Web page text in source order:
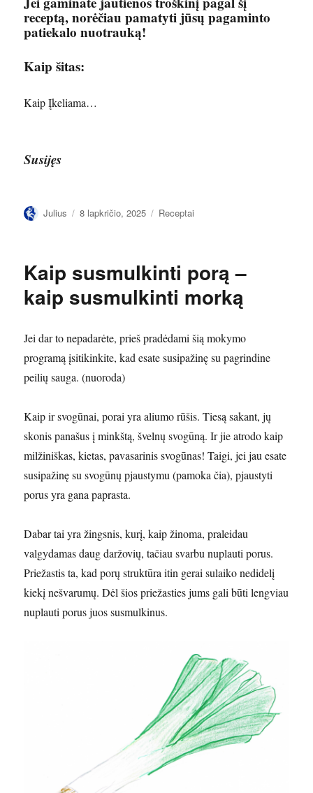
receptą, norėčiau pamatyti jūsų pagaminto
patiekalo nuotrauką!
Kaip šitas:
Kaip Įkeliama…
Susijęs
Autorius
Julius Paskelbta
8 lapkričio, 2025 Kategorijos
Receptai
Kaip susmulkinti porą –
kaip susmulkinti morką
Jei dar to nepadarėte, prieš pradėdami šią mokymo
programą įsitikinkite, kad esate susipažinę su pagrindine
peilių sauga. (nuoroda)
Kaip ir svogūnai, porai yra aliumo rūšis. Tiesą sakant, jų
skonis panašus į minkštą, švelnų svogūną. Ir jie atrodo kaip
milžiniškas, kietas, pavasarinis svogūnas! Taigi, jei jau esate
susipažinę su svogūnų pjaustymu (pamoka čia), pjaustyti
porus yra gana paprasta.
Dabar tai yra žingsnis, kurį, kaip žinoma, praleidau
valgydamas daug daržovių, tačiau svarbu nuplauti porus.
Priežastis ta, kad porų struktūra itin gerai sulaiko nedidelį
kiekį nešvarumų. Dėl šios priežasties jums gali būti lengviau
nuplauti porus juos susmulkinus.